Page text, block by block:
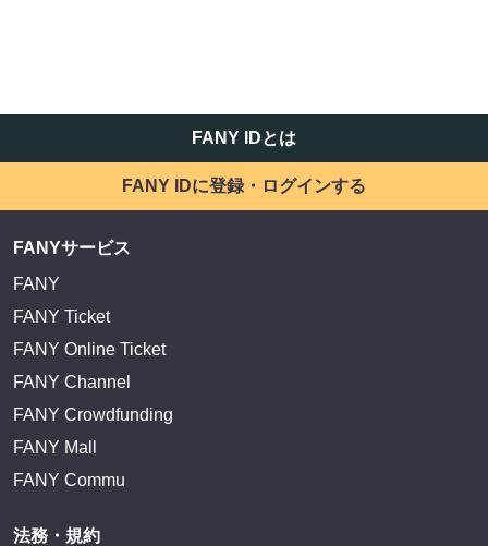
FANY IDとは
FANY IDに登録・ログインする
FANYサービス
FANY
FANY Ticket
FANY Online Ticket
FANY Channel
FANY Crowdfunding
FANY Mall
FANY Commu
法務・規約